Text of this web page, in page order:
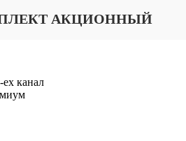
АКЦИОННЫЙ
ех канал